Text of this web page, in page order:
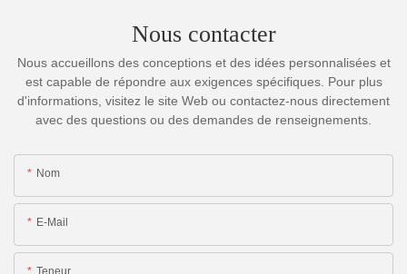
Nous contacter
Nous accueillons des conceptions et des idées personnalisées et
est capable de répondre aux exigences spécifiques. Pour plus
d'informations, visitez le site Web ou contactez-nous directement
avec des questions ou des demandes de renseignements.
Nom
E-Mail
Teneur